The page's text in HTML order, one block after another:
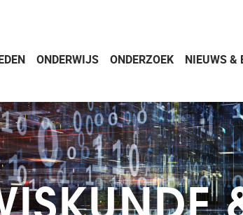
ONDERWIJS ONDERZOEK NIEUWS &